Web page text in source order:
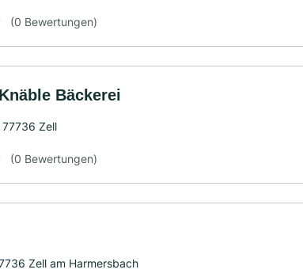
(0 Bewertungen)
Bäckerei
77736 Zell
(0 Bewertungen)
Zell am Harmersbach